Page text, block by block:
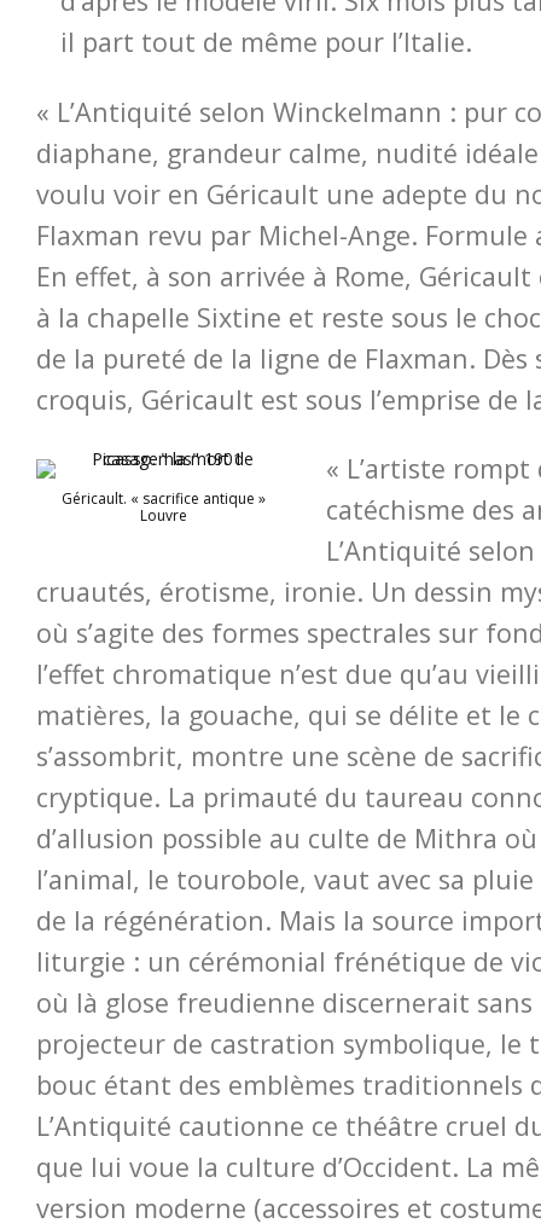
il part tout de même pour l’Italie.
« L’Antiquité selon Winckelmann : pur
diaphane, grandeur calme, nudité
voulu voir en Géricault une adepte du
Flaxman revu par Michel-Ange. Formule
En effet, à son arrivée à Rome,
à la chapelle Sixtine et reste sous le
de la pureté de la ligne de Flaxman. Dès
croquis, Géricault est sous l’emprise de
Géricault. « sacrifice antique »
Louvre
« L’artiste rompt
catéchisme des
L’Antiquité
cruautés, érotisme, ironie. Un dessin
où s’agite des formes spectrales sur
l’effet chromatique n’est due qu’au
matières, la gouache, qui se délite et le
s’assombrit, montre une scène de
cryptique. La primauté du taureau
d’allusion possible au culte de Mithra
l’animal, le tourobole, vaut avec sa
de la régénération. Mais la source
liturgie : un cérémonial frénétique de
où là glose freudienne discernerait
projecteur de castration symbolique, le
bouc étant des emblèmes traditionnels
L’Antiquité cautionne ce théâtre cruel
que lui voue la culture d’Occident. La
version moderne (accessoires et